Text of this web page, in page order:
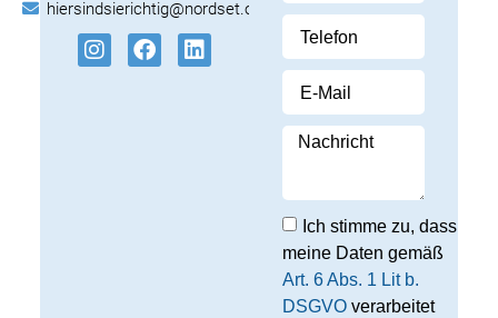
hiersindsierichtig@nordset.org
Ich stimme zu, dass
meine Daten gemäß
Art. 6 Abs. 1 Lit b.
DSGVO verarbeitet